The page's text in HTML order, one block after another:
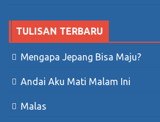
TULISAN TERBARU
Mengapa Jepang Bisa Maju?
Andai Aku Mati Malam Ini
Malas